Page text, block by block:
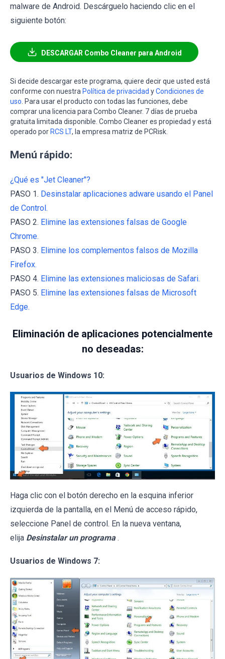
malware de Android. Descárguelo haciendo clic en el
siguiente botón:
DESCARGAR Combo Cleaner para Android
Si decide descargar este programa, quiere decir que usted está
conforme con nuestra Política de privacidad yCondiciones de
uso . Para usar el producto con todas las funciones, debe
comprar una licencia para Combo Cleaner. 7 días de prueba
gratuita limitada disponible. Combo Cleaner es propiedad y está
operado por RCS LT, la empresa matriz de PCRisk.
Menú rápido:
¿Qué es "Jet Cleaner"?
PASO 1. Desinstalar aplicaciones adware usando el Panel
de Control.
PASO 2. Elimine las extensiones falsas de Google
Chrome.
PASO 3. Elimine los complementos falsos de Mozilla
Firefox.
PASO 4. Elimine las extensiones maliciosas de Safari.
PASO 5. Elimine las extensiones falsas de Microsoft
Edge.
Eliminación de aplicaciones potencialmente
no deseadas:
Usuarios de Windows 10:
Haga clic con el botón derecho en la esquina inferior
izquierda de la pantalla, en el Menú de acceso rápido,
seleccione Panel de control. En la nueva ventana,
elija Desinstalar un programa .
Usuarios de Windows 7: